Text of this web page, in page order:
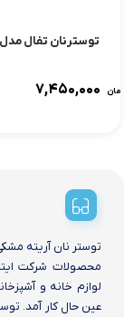
توسترنان تفال مدل TT3650
۷,۴۵۰,۰۰۰ تومان
محصولات شرکت
لوازم خانه و
عین حال کار آمد.